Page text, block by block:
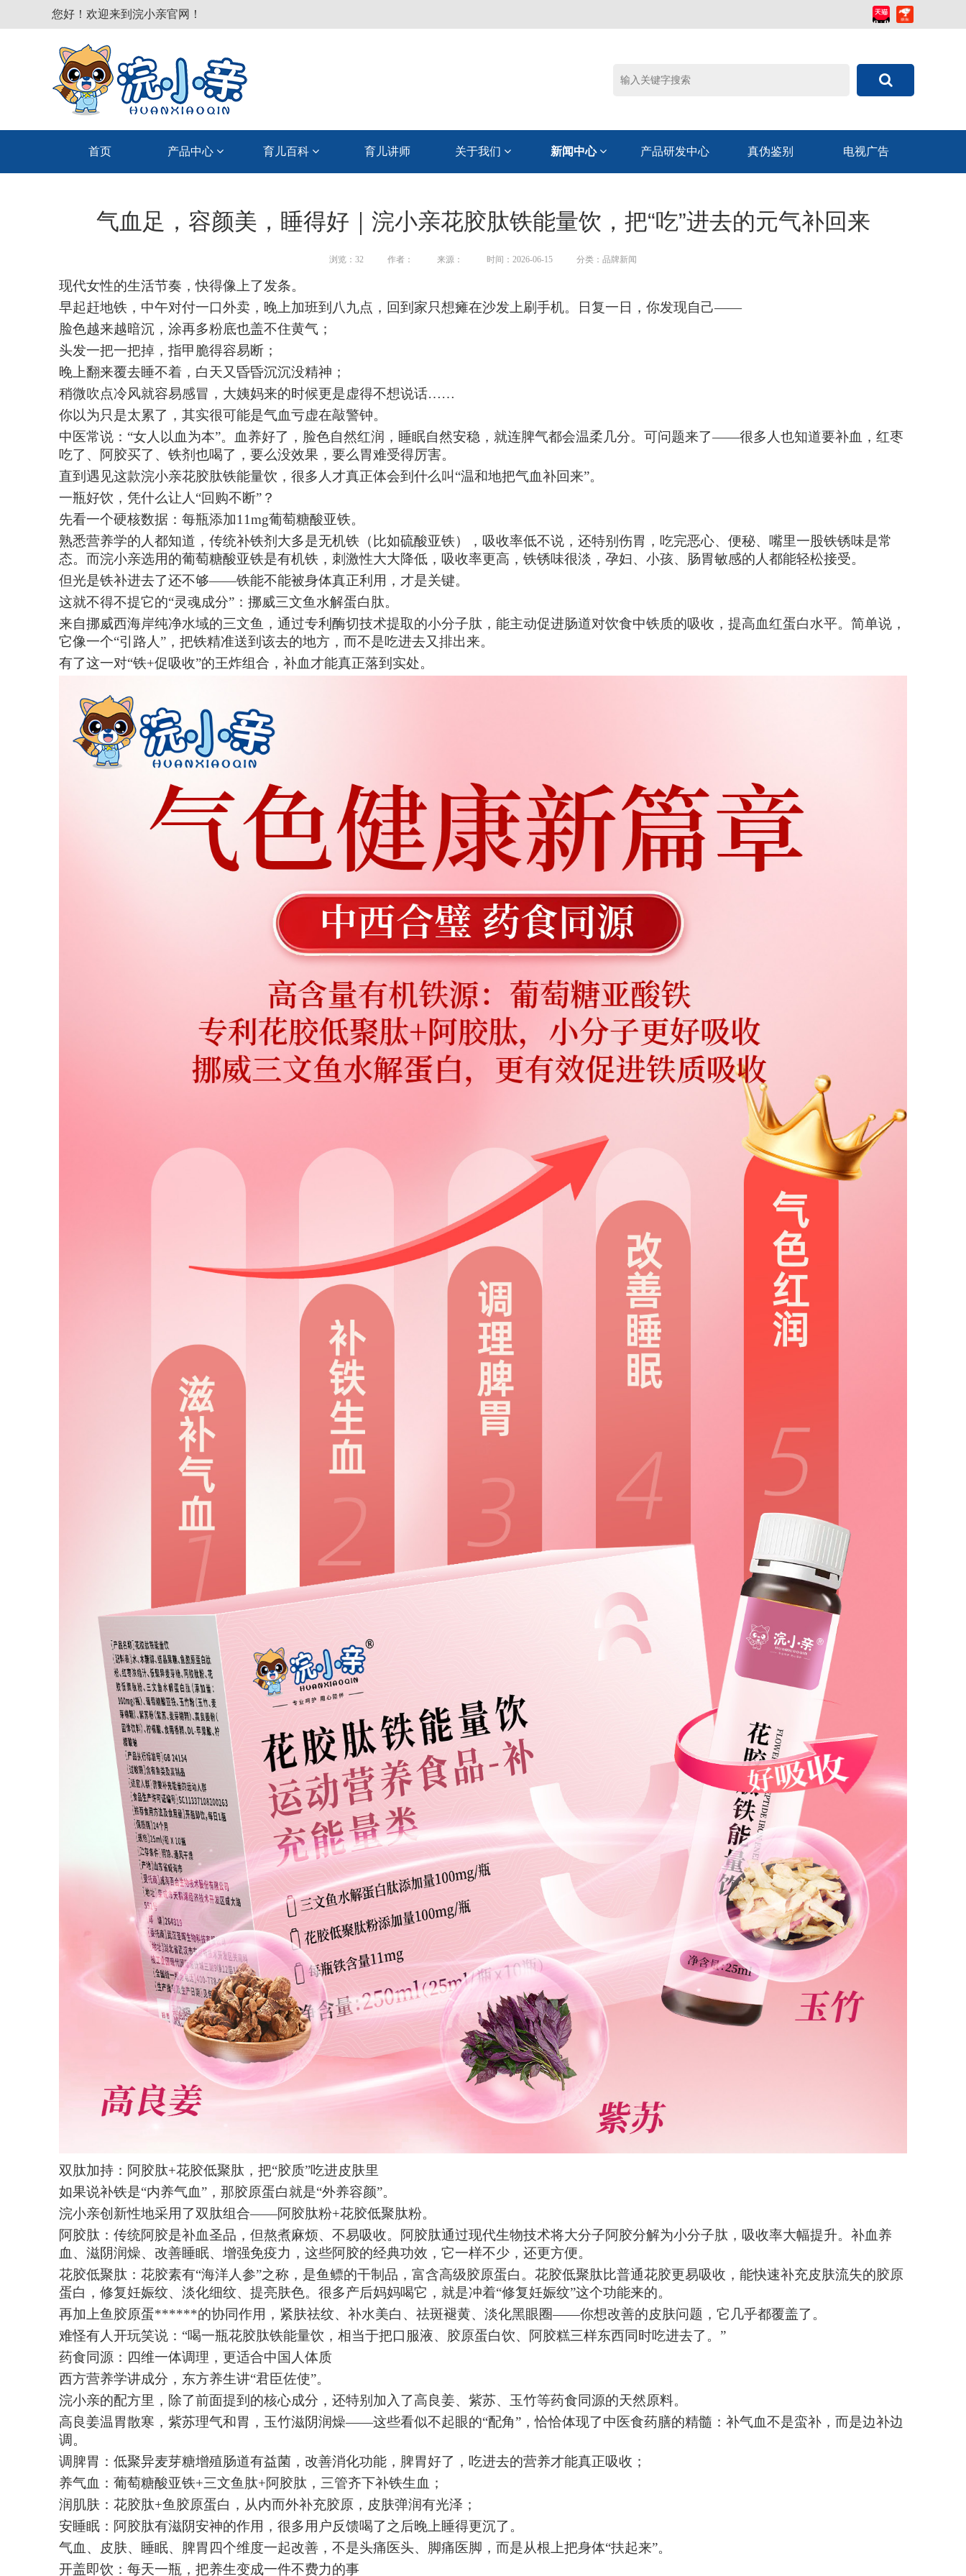
您好！欢迎来到浣小亲官网！
首页 产品中心 育儿百科 育儿讲师 关于我们 新闻中心 产品研发中心 真伪鉴别 电视广告
气血足，容颜美，睡得好｜浣小亲花胶肽铁能量饮，把“吃”进去的元气补回来
浏览： 32 作者： 来源： 时间：2026-06-15 分类：品牌新闻
现代女性的生活节奏，快得像上了发条。
早起赶地铁，中午对付一口外卖，晚上加班到八九点，回到家只想瘫在沙发上刷手机。日复一日，你发现自己——
脸色越来越暗沉，涂再多粉底也盖不住黄气；
头发一把一把掉，指甲脆得容易断；
晚上翻来覆去睡不着，白天又昏昏沉沉没精神；
稍微吹点冷风就容易感冒，大姨妈来的时候更是虚得不想说话……
你以为只是太累了，其实很可能是气血亏虚在敲警钟。
中医常说： “女人以血为本”。血养好了，脸色自然红润，睡眠自然安稳，就连脾气都会温柔几分。可问题来了——很多人也知道要补血，红枣
吃了、阿胶买了、铁剂也喝了，要么没效果，要么胃难受得厉害。
直到遇见这款浣小亲花胶肽铁能量饮，很多人才真正体会到什么叫 “温和地把气血补回来”。
一瓶好饮，凭什么让人 “回购不断”？
先看一个硬核数据：每瓶添加11mg葡萄糖酸亚铁。
熟悉营养学的人都知道，传统补铁剂大多是无机铁（比如硫酸亚铁），吸收率低不说，还特别伤胃，吃完恶心、便秘、嘴里一股铁锈味是常
态。而浣小亲选用的葡萄糖酸亚铁是有机铁，刺激性大大降低，吸收率更高，铁锈味很淡，孕妇、小孩、肠胃敏感的人都能轻松接受。
但光是铁补进去了还不够——铁能不能被身体真正利用，才是关键。
这就不得不提它的“灵魂成分”：挪威三文鱼水解蛋白肽。
来自挪威西海岸纯净水域的三文鱼，通过专利酶切技术提取的小分子肽，能主动促进肠道对饮食中铁质的吸收，提高血红蛋白水平。简单说，
它像一个“引路人”，把铁精准送到该去的地方，而不是吃进去又排出来。
有了这一对“铁+促吸收”的王炸组合，补血才能真正落到实处。
双肽加持：阿胶肽+花胶低聚肽，把“胶质”吃进皮肤里
如果说补铁是“内养气血”，那胶原蛋白就是“外养容颜”。
浣小亲创新性地采用了双肽组合——阿胶肽粉+花胶低聚肽粉。
阿胶肽：传统阿胶是补血圣品，但熬煮麻烦、不易吸收。阿胶肽通过现代生物技术将大分子阿胶分解为小分子肽，吸收率大幅提升。补血养
血、滋阴润燥、改善睡眠、增强免疫力，这些阿胶的经典功效，它一样不少，还更方便。
花胶低聚肽：花胶素有“海洋人参”之称，是鱼鳔的干制品，富含高级胶原蛋白。花胶低聚肽比普通花胶更易吸收，能快速补充皮肤流失的胶原
蛋白，修复妊娠纹、淡化细纹、提亮肤色。很多产后妈妈喝它，就是冲着“修复妊娠纹”这个功能来的。
再加上鱼胶原蛋******的协同作用，紧肤祛纹、补水美白、祛斑褪黄、淡化黑眼圈——你想改善的皮肤问题，它几乎都覆盖了。
难怪有人开玩笑说： “喝一瓶花胶肽铁能量饮，相当于把口服液、胶原蛋白饮、阿胶糕三样东西同时吃进去了。”
药食同源：四维一体调理，更适合中国人体质
西方营养学讲成分，东方养生讲“君臣佐使”。
浣小亲的配方里，除了前面提到的核心成分，还特别加入了高良姜、紫苏、玉竹等药食同源的天然原料。
高良姜温胃散寒，紫苏理气和胃，玉竹滋阴润燥——这些看似不起眼的“配角”，恰恰体现了中医食药膳的精髓：补气血不是蛮补，而是边补边
调。
调脾胃：低聚异麦芽糖增殖肠道有益菌，改善消化功能，脾胃好了，吃进去的营养才能真正吸收；
养气血：葡萄糖酸亚铁+三文鱼肽+阿胶肽，三管齐下补铁生血；
润肌肤：花胶肽+鱼胶原蛋白，从内而外补充胶原，皮肤弹润有光泽；
安睡眠：阿胶肽有滋阴安神的作用，很多用户反馈喝了之后晚上睡得更沉了。
气血、皮肤、睡眠、脾胃四个维度一起改善，不是头痛医头、脚痛医脚，而是从根上把身体“扶起来”。
开盖即饮：每天一瓶，把养生变成一件不费力的事